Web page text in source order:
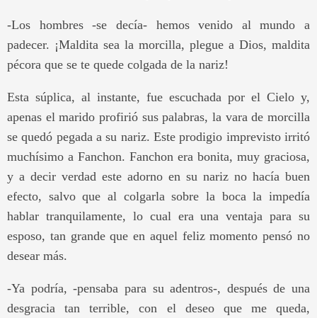
-Los hombres -se decía- hemos venido al mundo a
padecer. ¡Maldita sea la morcilla, plegue a Dios, maldita
pécora que se te quede colgada de la nariz!
Esta súplica, al instante, fue escuchada por el Cielo y,
apenas el marido profirió sus palabras, la vara de morcilla
se quedó pegada a su nariz. Este prodigio imprevisto irritó
muchísimo a Fanchon. Fanchon era bonita, muy graciosa,
y a decir verdad este adorno en su nariz no hacía buen
efecto, salvo que al colgarla sobre la boca la impedía
hablar tranquilamente, lo cual era una ventaja para su
esposo, tan grande que en aquel feliz momento pensó no
desear más.
-Ya podría, -pensaba para su adentros-, después de una
desgracia tan terrible, con el deseo que me queda,